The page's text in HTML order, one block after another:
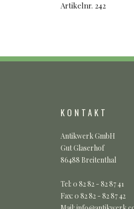
Artikelnr. 242
KONTAKT
Antikwerk GmbH
Gut Glaserhof
86488 Breitenthal
Tel: 0 82 82 - 82 87 41
Fax: 0 82 82 - 82 87 42